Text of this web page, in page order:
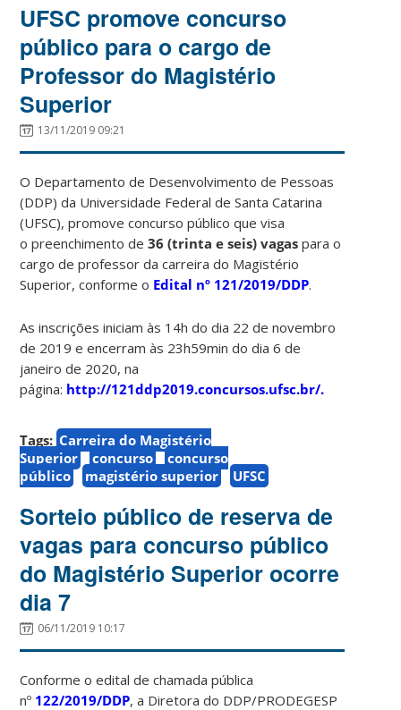
UFSC promove concurso
público para o cargo de
Professor do Magistério
Superior
13/11/2019 09:21
O Departamento de Desenvolvimento de Pessoas
(DDP) da Universidade Federal de Santa Catarina
(UFSC), promove concurso público que visa
o preenchimento de36 (trinta e seis) vagas para o
cargo de professor da carreira do Magistério
Superior, conforme o Edital nº 121/2019/DDP.
As inscrições iniciam às 14h do dia 22 de novembro
de 2019 e encerram às 23h59min do dia 6 de
janeiro de 2020, na
página: http://121ddp2019.concursos.ufsc.br/.
Tags: Carreira do Magistério
Superior
concurso
concurso
público
magistério superior UFSC
Sorteio público de reserva de
vagas para concurso público
do Magistério Superior ocorre
dia 7
06/11/2019 10:17
Conforme o edital de chamada pública
nº 122/2019/DDP, a Diretora do DDP/PRODEGESP